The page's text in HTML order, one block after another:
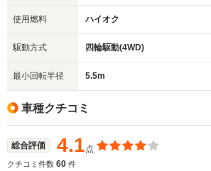
使用燃料 ハイオク
駆動方式 四輪駆動(4WD)
最小回転半径 5.5m
車種クチコミ
総合評価 4.1点
クチコミ件数 60 件